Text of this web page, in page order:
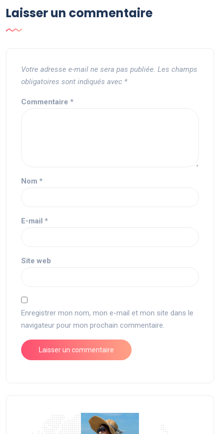
Laisser un commentaire
Votre adresse e-mail ne sera pas publiée. Les champs
obligatoires sont indiqués avec *
Commentaire *
Nom *
E-mail *
Site web
Enregistrer mon nom, mon e-mail et mon site dans le
navigateur pour mon prochain commentaire.